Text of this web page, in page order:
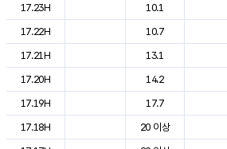
17.23H
10.1
17.22H
10.7
17.21H
13.1
17.20H
14.2
17.19H
17.7
17.18H
20 이상